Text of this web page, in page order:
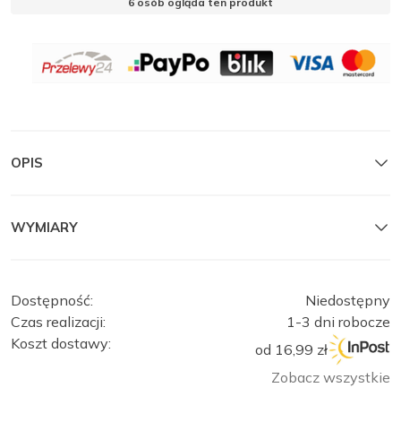
OPIS
WYMIARY
Dostępność:
Niedostępny
Czas realizacji:
1-3 dni robocze
Koszt dostawy:
od 16,99 zł
Zobacz wszystkie